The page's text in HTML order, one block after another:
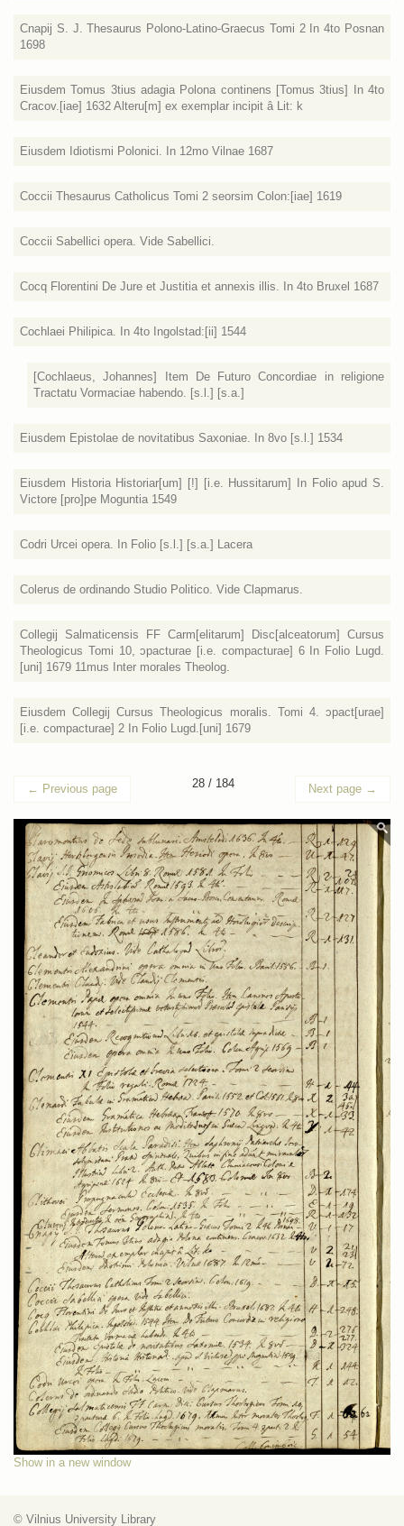
Cnapij S. J. Thesaurus Polono-Latino-Graecus Tomi 2 In 4to Posnan
1698
Eiusdem Tomus 3tius adagia Polona continens [Tomus 3tius] In 4to
Cracov.[iae] 1632 Alteru[m] ex exemplar incipit â Lit: k
Eiusdem Idiotismi Polonici. In 12mo Vilnae 1687
Coccii Thesaurus Catholicus Tomi 2 seorsim Colon:[iae] 1619
Coccii Sabellici opera. Vide Sabellici.
Cocq Florentini De Jure et Justitia et annexis illis. In 4to Bruxel 1687
Cochlaei Philipica. In 4to Ingolstad:[ii] 1544
[Cochlaeus, Johannes] Item De Futuro Concordiae in religione
Tractatu Vormaciae habendo. [s.l.] [s.a.]
Eiusdem Epistolae de novitatibus Saxoniae. In 8vo [s.l.] 1534
Eiusdem Historia Historiar[um] [!] [i.e. Hussitarum] In Folio apud S.
Victore [pro]pe Moguntia 1549
Codri Urcei opera. In Folio [s.l.] [s.a.] Lacera
Colerus de ordinando Studio Politico. Vide Clapmarus.
Collegij Salmaticensis FF Carm[elitarum] Disc[alceatorum] Cursus
Theologicus Tomi 10, ɔpacturae [i.e. compacturae] 6 In Folio Lugd.
[uni] 1679 11mus Inter morales Theolog.
Eiusdem Collegij Cursus Theologicus moralis. Tomi 4. ɔpact[urae]
[i.e. compacturae] 2 In Folio Lugd.[uni] 1679
← Previous page 28 / 184 Next page →
Show in a new window
© Vilnius University Library